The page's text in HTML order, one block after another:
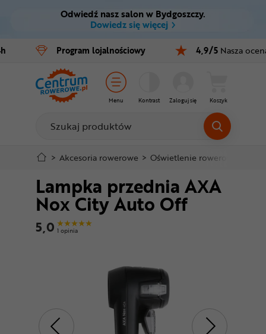
Ctrl M
Menu główne
Informacje o produkcie
Do koszyka
Szczegółowe informacje
Stopka
Mapa strony
Odwiedź nasz salon w Bydgoszczy.
Dowiedz się więcej
Program lojalnościowy 4,9/5 Nasza
Menu Kontrast Zaloguj się Koszyk
Rowery
E-bike
Części
Akcesoria
Odzież
Kaski
Buty
Superoferta
> Akcesoria rowerowe > Oświetlenie rowerowe
Lampka przednia AXA
Nox City Auto Off
5,0 1 opinia